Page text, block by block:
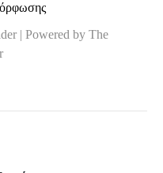
| Powered by The